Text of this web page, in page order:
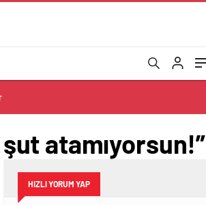
atamıyorsun!”
HIZLI YORUM YAP